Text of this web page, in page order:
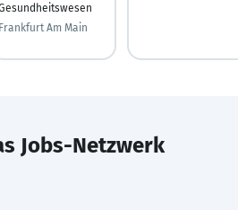
Frankfurt Am Main
Jobs-Netzwerk